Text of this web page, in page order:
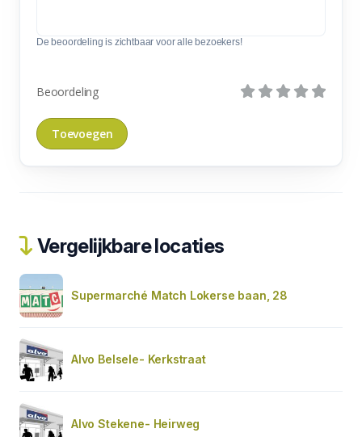
De beoordeling is zichtbaar voor alle bezoekers!
Beoordeling
Vergelijkbare locaties
Supermarché Match Lokerse baan, 28
Alvo Belsele- Kerkstraat
Alvo Stekene- Heirweg